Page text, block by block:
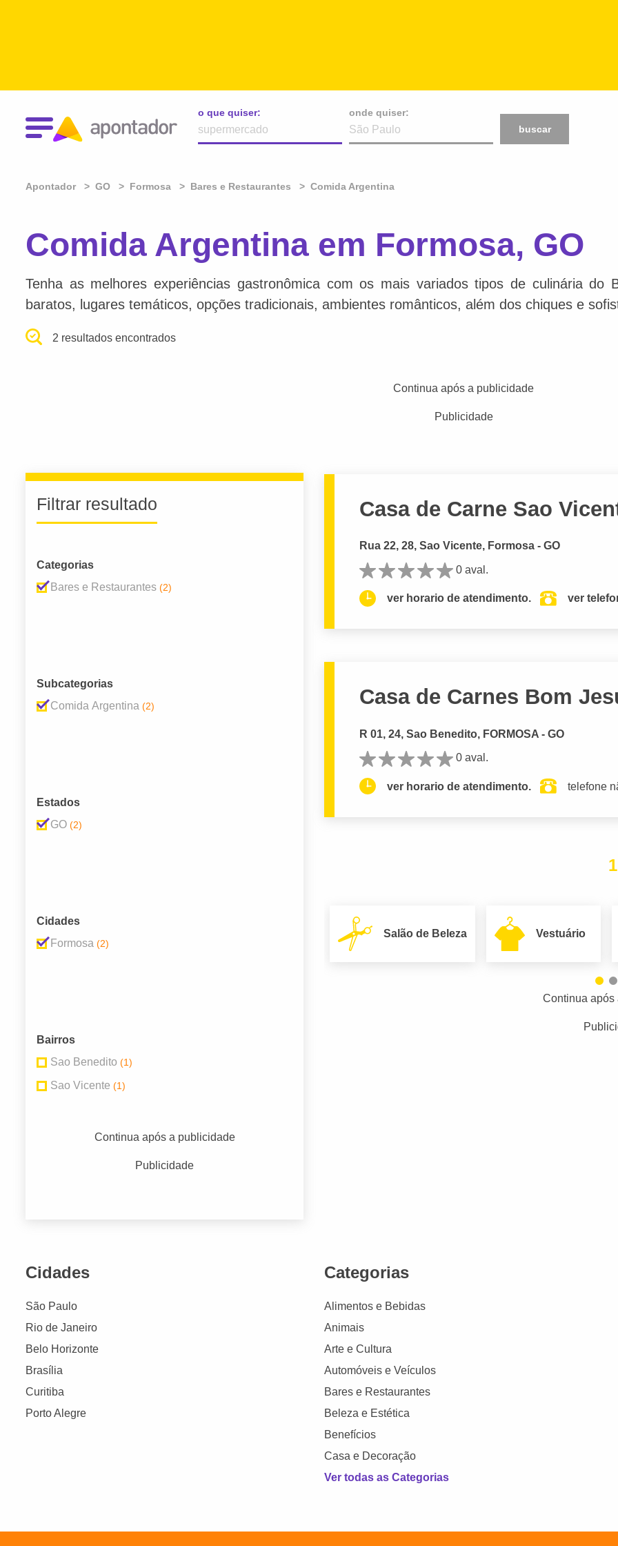
o que quiser:
onde quiser:
buscar
Apontador GO Formosa Bares e Restaurantes Comida Argentina
Comida Argentina em Formosa, GO
Tenha as melhores experiências gastronômica com os mais variados tipos de culinária
baratos, lugares temáticos, opções tradicionais, ambientes românticos, além dos chiques e
2 resultados encontrados
Continua após a publicidade
Publicidade
Filtrar resultado
Categorias
Bares e Restaurantes (2)
Subcategorias
Comida Argentina (2)
Estados
GO (2)
Cidades
Formosa (2)
Bairros
Sao Benedito (1)
Sao Vicente (1)
Continua após a publicidade
Publicidade
Casa de Carne Sao
Rua 22, 28, Sao Vicente, Formosa - GO
0 aval.
ver horario de atendimento. ver
Casa de Carnes Bom
R 01, 24, Sao Benedito, FORMOSA - GO
0 aval.
ver horario de atendimento. telefone
1
Salão de Beleza Vestuário
Continua após
Cidades
São Paulo
Rio de Janeiro
Belo Horizonte
Brasília
Curitiba
Porto Alegre
Categorias
Alimentos e Bebidas
Animais
Arte e Cultura
Automóveis e Veículos
Bares e Restaurantes
Beleza e Estética
Benefícios
Casa e Decoração
Ver todas as Categorias